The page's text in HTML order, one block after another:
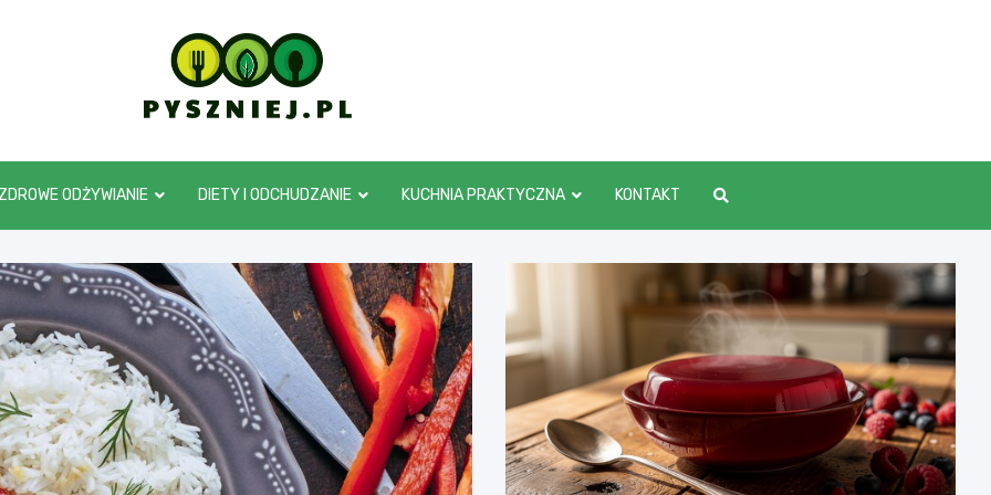
pyszniej.pl
ZDROWE ODŻYWIANIE DIETY I ODCHUDZANIE KUCHNIA PRAKTYCZNA KONTAKT